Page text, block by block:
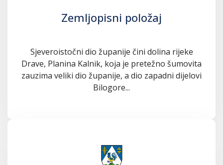
Zemljopisni položaj
Sjeveroistočni dio županije čini dolina rijeke
Drave, Planina Kalnik, koja je pretežno šumovita
zauzima veliki dio županije, a dio zapadni dijelovi
Bilogore...